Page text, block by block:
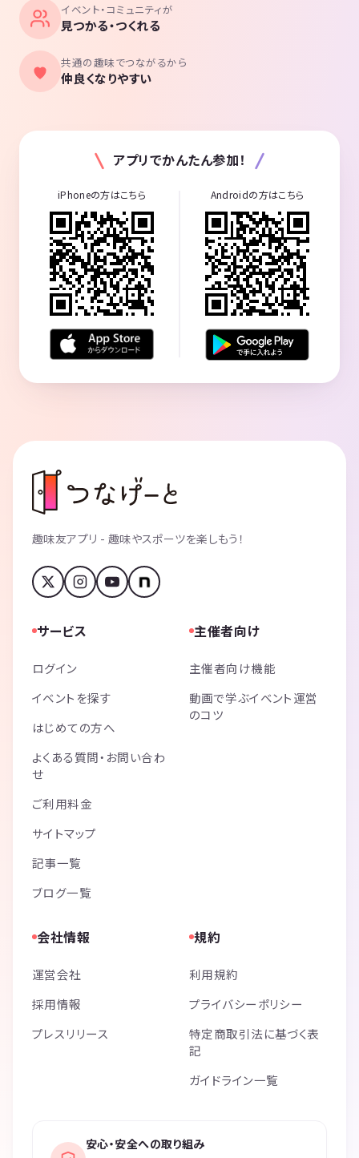
イベント・コミュニティが
見つかる・つくれる
共通の趣味でつながるから
仲良くなりやすい
アプリでかんたん参加！
iPhoneの方はこちら Androidの方はこちら
趣味友アプリ - 趣味やスポーツを楽しもう！
サービス
ログイン
イベントを探す
はじめての方へ
よくある質問・お問い合わ
せ
ご利用料金
サイトマップ
記事一覧
ブログ一覧
主催者向け
主催者向け機能
動画で学ぶイベント運営
のコツ
会社情報
運営会社
採用情報
プレスリリース
規約
利用規約
プライバシーポリシー
特定商取引法に基づく表
記
ガイドライン一覧
安心・安全への取り組み